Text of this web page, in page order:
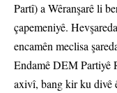
Partî) a Wêranşarê li
çapemeniyê.
encamên meclisa
Endamê DEM Partiyê
axivî, bang kir ku divê